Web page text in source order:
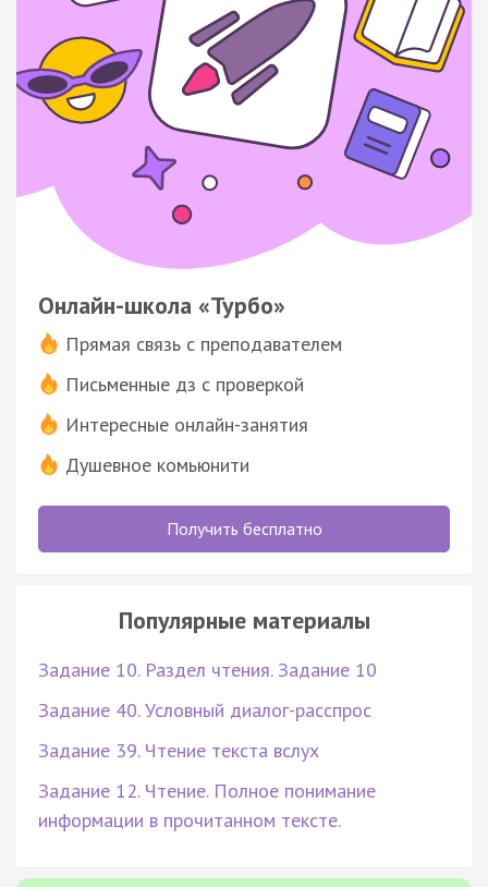
Онлайн-школа «Турбо»
Прямая связь с преподавателем
Письменные дз с проверкой
Интересные онлайн-занятия
Душевное комьюнити
Получить бесплатно
Популярные материалы
Задание 10. Раздел чтения. Задание 10
Задание 40. Условный диалог-расспрос
Задание 39. Чтение текста вслух
Задание 12. Чтение. Полное понимание
информации в прочитанном тексте.